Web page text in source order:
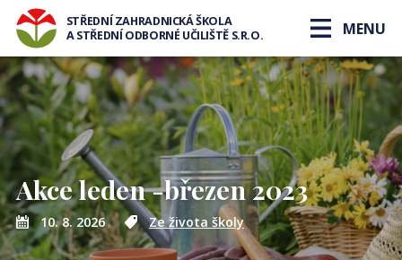
STŘEDNÍ ZAHRADNICKÁ ŠKOLA
A STŘEDNÍ ODBORNÉ UČILIŠTĚ S.R.O.
MENU
Akce leden -březen 2023
10. 8. 2026 Ze života školy